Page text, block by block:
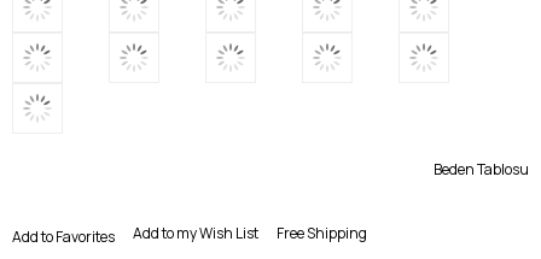
Beden Tablosu
Add to Favorites Add to my Wish List Free Shipping